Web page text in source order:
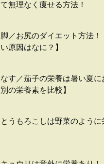
て無理なく痩せる方法！
脚／お尻のダイエット方法
い原因はなに？】
なす／茄子の栄養は暑い夏
別の栄養素を比較】
とうもろこしは野菜のように